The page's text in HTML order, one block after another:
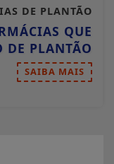
DE PLANTÃO
QUE
DE PLANTÃO
SAIBA MAIS